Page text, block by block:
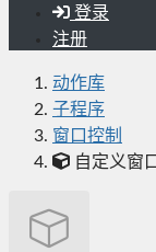
登录
注册
动作库
子程序
窗口控制
自定义窗